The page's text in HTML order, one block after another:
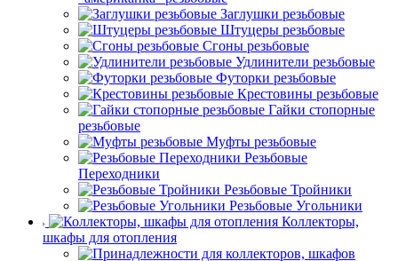
Заглушки резьбовые
Штуцеры резьбовые
Сгоны резьбовые
Удлинители резьбовые
Футорки резьбовые
Крестовины резьбовые
Гайки стопорные
резьбовые
Муфты резьбовые
Резьбовые
Переходники
Резьбовые Тройники
Резьбовые Угольники
Коллекторы,
шкафы для отопления